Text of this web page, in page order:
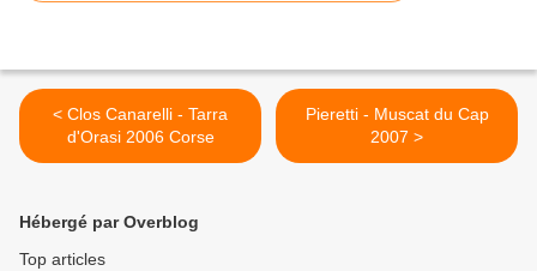
< Clos Canarelli - Tarra
d'Orasi 2006 Corse
Pieretti - Muscat du Cap
2007 >
Hébergé par Overblog
Top articles